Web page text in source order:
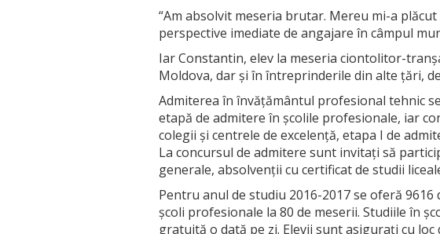
“Am absolvit meseria brutar. Mereu mi-a
perspective imediate de angajare în câmpul
Iar Constantin, elev la meseria ciontolitor-
Moldova, dar și în întreprinderile din alte țări,
Admiterea în învățământul profesional tehnic
etapă de admitere în școlile profesionale, iar
colegii și centrele de excelență, etapa I de
La concursul de admitere sunt invitați să
generale, absolvenții cu certificat de studii
Pentru anul de studiu 2016-2017 se oferă
școli profesionale la 80 de meserii. Studiile în
gratuită o dată pe zi. Elevii sunt asigurați cu loc